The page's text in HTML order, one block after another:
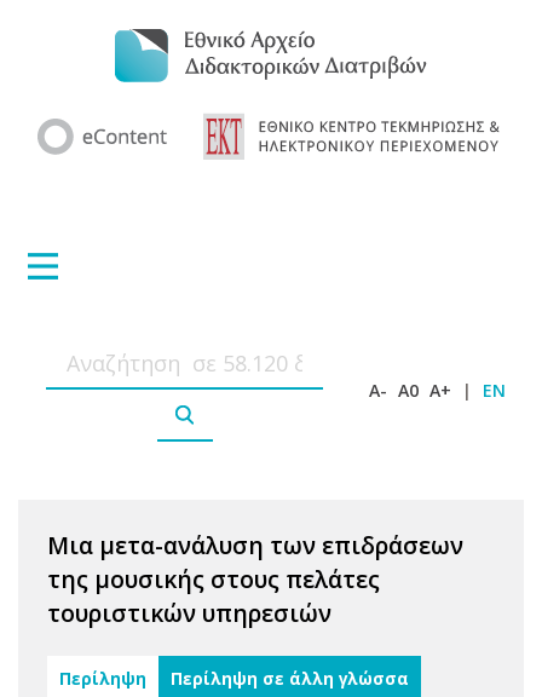
A- A0 A+ | EN
Μια μετα-ανάλυση των επιδράσεων
της μουσικής στους πελάτες
τουριστικών υπηρεσιών
Περίληψη Περίληψη σε άλλη γλώσσα